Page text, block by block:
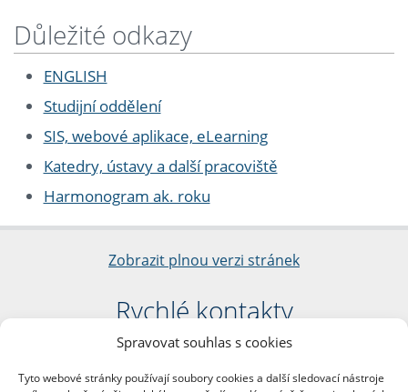
Spravovat souhlas s cookies
Tyto webové stránky používají soubory cookies a další sledovací nástroje
Důležité odkazy
ENGLISH
Studijní oddělení
SIS, webové aplikace, eLearning
Katedry, ústavy a další pracoviště
Harmonogram ak. roku
Zobrazit plnou verzi stránek
Rychlé kontakty
Filozofická fakulta
nám. Jana Palacha 1/2